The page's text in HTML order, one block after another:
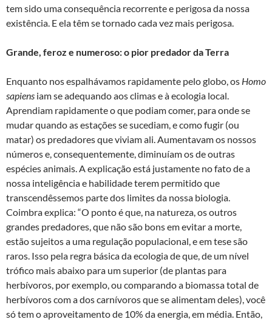
tem sido uma consequência recorrente e perigosa da nossa
existência. E ela têm se tornado cada vez mais perigosa.
Grande, feroz e numeroso: o pior predador da Terra
Enquanto nos espalhávamos rapidamente pelo globo, os Homo
sapiens iam se adequando aos climas e à ecologia local.
Aprendiam rapidamente o que podiam comer, para onde se
mudar quando as estações se sucediam, e como fugir (ou
matar) os predadores que viviam ali. Aumentavam os nossos
números e, consequentemente, diminuíam os de outras
espécies animais. A explicação está justamente no fato de a
nossa inteligência e habilidade terem permitido que
transcendêssemos parte dos limites da nossa biologia.
Coimbra explica: “O ponto é que, na natureza, os outros
grandes predadores, que não são bons em evitar a morte,
estão sujeitos a uma regulação populacional, e em tese são
raros. Isso pela regra básica da ecologia de que, de um nível
trófico mais abaixo para um superior (de plantas para
herbívoros, por exemplo, ou comparando a biomassa total de
herbívoros com a dos carnívoros que se alimentam deles), você
só tem o aproveitamento de 10% da energia, em média. Então,